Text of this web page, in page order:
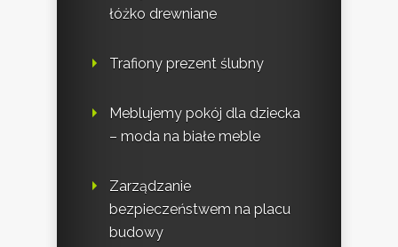
łóżko drewniane
Trafiony prezent ślubny
Meblujemy pokój dla dziecka
– moda na białe meble
Zarządzanie
bezpieczeństwem na placu
budowy